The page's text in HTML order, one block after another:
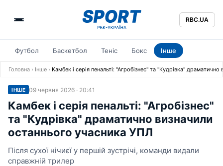
RBC.UA
Футбол Баскетбол Теніс Бокс Інше
Головна › Інше › Камбек і серія пенальті: "Агробізнес" та "Кудрівка"
ІНШЕ 09 червня 2026 · 20:41
Камбек і серія пенальті: "Агробізнес"
та "Кудрівка" драматично визначили
останнього учасника УПЛ
Після сухої нічиєї у першій зустрічі, команди видали
справжній трилер